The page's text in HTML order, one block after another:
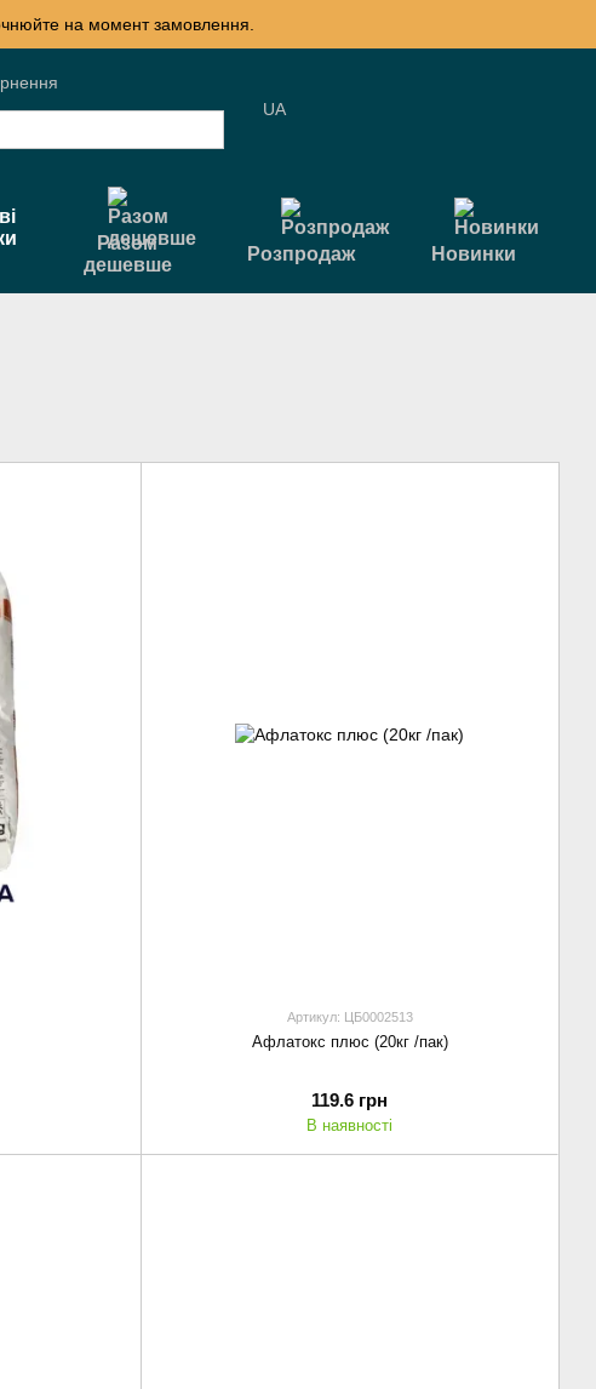
на момент замовлення.
UA
Разом
дешевше
Розпродаж Новинки
Артикул: ЦБ0002513
Афлатокс плюс (20кг /пак)
119.6 грн
В наявності